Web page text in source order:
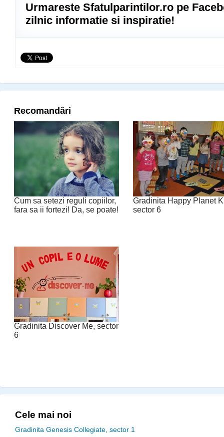
Urmareste Sfatulparintilor.ro pe
zilnic informatie si inspiratie!
Recomandări
Cum sa setezi reguli copiilor,
fara sa ii fortezi! Da, se poate!
Gradinita Happy Planet
sector 6
Gradinita Discover Me, sector
6
Cele mai noi
Gradinita Genesis Collegiate, sector 1